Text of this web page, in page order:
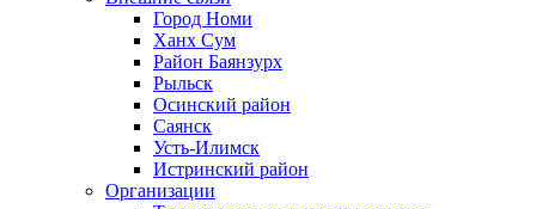
Город Номи
Ханх Сум
Район Баянзурх
Рыльск
Осинский район
Саянск
Усть-Илимск
Истринский район
Организации